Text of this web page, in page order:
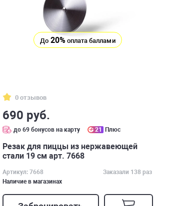
До 20% оплата баллами
0 отзывов
690 руб.
до 69 бонусов на карту 21 Плюс
Резак для пиццы из нержавеющей
стали 19 см арт. 7668
Артикул: 7668
Заказали 138 раз
Наличие в магазинах